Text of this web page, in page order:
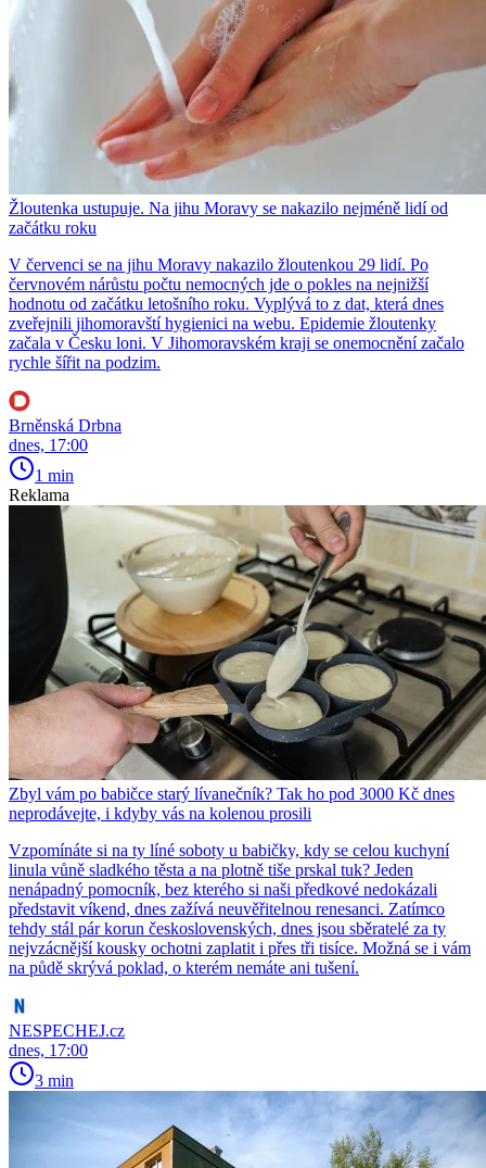
Žloutenka ustupuje. Na jihu Moravy se nakazilo nejméně lidí od
začátku roku
V červenci se na jihu Moravy nakazilo žloutenkou 29 lidí. Po
červnovém nárůstu počtu nemocných jde o pokles na nejnižší
hodnotu od začátku letošního roku. Vyplývá to z dat, která dnes
zveřejnili jihomoravští hygienici na webu. Epidemie žloutenky
začala v Česku loni. V Jihomoravském kraji se onemocnění začalo
rychle šířit na podzim.
Brněnská Drbna
dnes, 17:00
1 min
Reklama
Zbyl vám po babičce starý lívanečník? Tak ho pod 3000 Kč dnes
neprodávejte, i kdyby vás na kolenou prosili
Vzpomínáte si na ty líné soboty u babičky, kdy se celou kuchyní
linula vůně sladkého těsta a na plotně tiše prskal tuk? Jeden
nenápadný pomocník, bez kterého si naši předkové nedokázali
představit víkend, dnes zažívá neuvěřitelnou renesanci. Zatímco
tehdy stál pár korun československých, dnes jsou sběratelé za ty
nejvzácnější kousky ochotni zaplatit i přes tři tisíce. Možná se i vám
na půdě skrývá poklad, o kterém nemáte ani tušení.
NESPECHEJ.cz
dnes, 17:00
3 min